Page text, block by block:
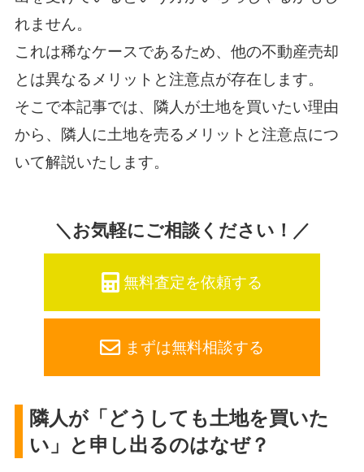
れません。
これは稀なケースであるため、他の不動産売却
とは異なるメリットと注意点が存在します。
そこで本記事では、隣人が土地を買いたい理由
から、隣人に土地を売るメリットと注意点につ
いて解説いたします。
＼お気軽にご相談ください！／
無料査定を依頼する
まずは無料相談する
隣人が「どうしても土地を買いた
い」と申し出るのはなぜ？